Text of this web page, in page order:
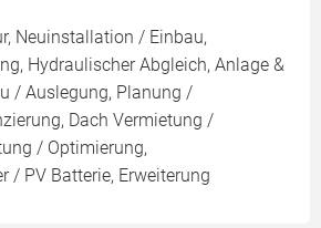
Neuinstallation / Einbau,
Hydraulischer Abgleich, Anlage &
/ Auslegung, Planung /
Dach Vermietung /
/ Optimierung,
/ PV Batterie, Erweiterung